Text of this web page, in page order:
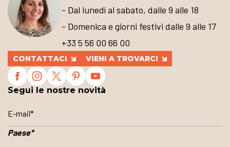
- Dal lunedì al sabato, dalle 9 alle 18
- Domenica e giorni festivi dalle 9 alle 17
+33 5 56 00 66 00
CONTATTACI VIENI A TROVARCI
Segui le nostre novità
Paese*